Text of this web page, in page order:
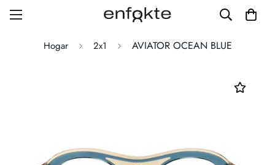
Hogar 2x1 AVIATOR OCEAN BLUE